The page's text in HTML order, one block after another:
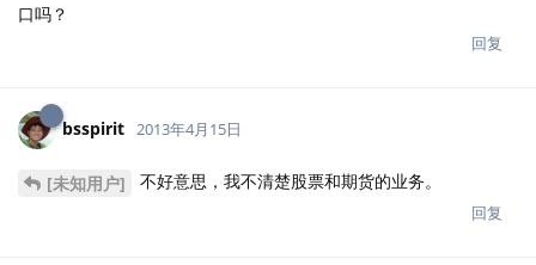
口吗？
回复
bsspirit 2013年4月15日
[未知用户] 不好意思，我不清楚股票和期货的业务。
回复